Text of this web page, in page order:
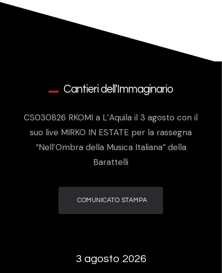
Cantieri dell'Immaginario
CS030826 RKOMI a L’Aquila il 3 agosto con il
suo live MIRKO IN ESTATE per la rassegna
“Nell’Ombra della Musica Italiana” della
Barattelli
COMUNICATO STAMPA
3 agosto 2026